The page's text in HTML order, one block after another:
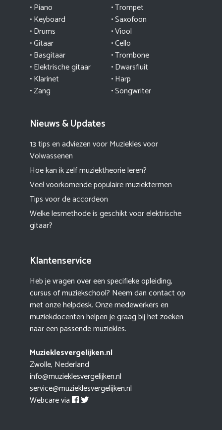
•Piano
•Keyboard
•Drums
•Gitaar
•Basgitaar
•Elektrische gitaar
•Klarinet
•Zang
•Trompet
•Saxofoon
•Viool
•Cello
•Trombone
•Dwarsfluit
•Harp
•Songwriter
Nieuws & Updates
13 tips en adviezen voor Muziekles voor
Volwassenen
Hoe kan ik zelf muziektheorie leren?
Veel voorkomende populaire muziektermen
Tips voor de accordeon
Welke lesmethode is geschikt voor elektrische
gitaar?
Klantenservice
Heb je vragen over een specifieke opleiding,
cursus of muziekschool? Neem dan contact op
met onze helpdesk. Onze medewerkers en
muziekdocenten helpen je graag bij het zoeken
naar een passende muziekles.
Muzieklesvergelijken.nl
Zwolle, Nederland
info@muzieklesvergelijken.nl
service@muzieklesvergelijken.nl
Webcare via